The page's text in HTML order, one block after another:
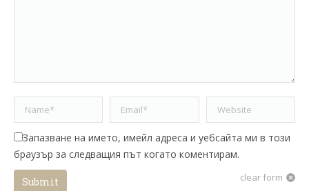
Name * Email * Website
Запазване на името, имейл адреса и уебсайта ми в този
браузър за следващия път когато коментирам.
clear form
Submit